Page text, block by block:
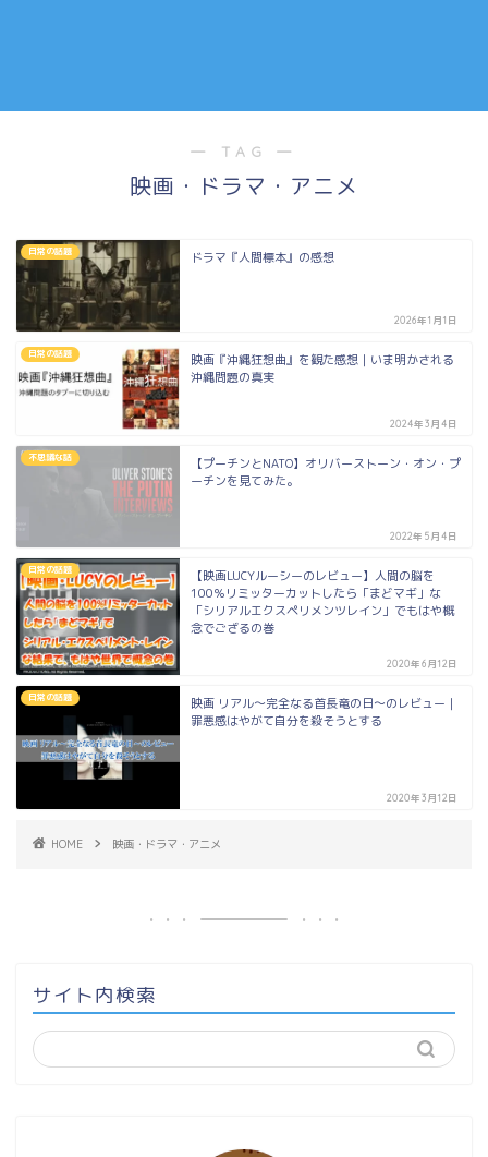
― TAG ―
映画・ドラマ・アニメ
日常の話題 ドラマ『人間標本』の感想
2026年1月1日
日常の話題
映画『沖縄狂想曲』を観た感想｜いま明かされる
沖縄問題の真実
2024年3月4日
不思議な話
【プーチンとNATO】オリバーストーン・オン・プ
ーチンを見てみた。
2022年5月4日
日常の話題
【映画LUCYルーシーのレビュー】人間の脳を
100％リミッターカットしたら「まどマギ」な
「シリアルエクスペリメンツレイン」でもはや概
念でござるの巻
2020年6月12日
日常の話題
映画 リアル～完全なる首長竜の日～のレビュー｜
罪悪感はやがて自分を殺そうとする
2020年3月12日
HOME 映画・ドラマ・アニメ
サイト内検索